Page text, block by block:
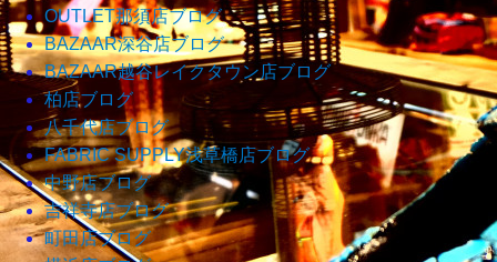
OUTLET那須店ブログ
BAZAAR深谷店ブログ
BAZAAR越谷レイクタウン店ブログ
柏店ブログ
八千代店ブログ
FABRIC SUPPLY浅草橋店ブログ
中野店ブログ
吉祥寺店ブログ
町田店ブログ